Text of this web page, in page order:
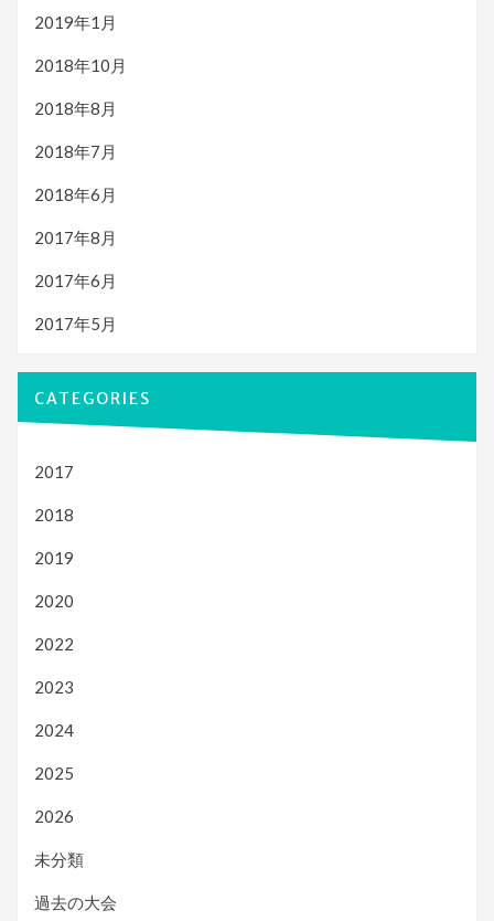
2019年1月
2018年10月
2018年8月
2018年7月
2018年6月
2017年8月
2017年6月
2017年5月
CATEGORIES
2017
2018
2019
2020
2022
2023
2024
2025
2026
未分類
過去の大会